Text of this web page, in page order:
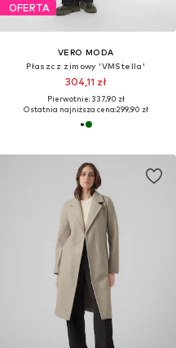
OFERTA
VERO MODA
Płaszcz zimowy 'VMStella'
304,11 zł
Pierwotnie: 337,90 zł
Ostatnia najniższa cena:299,90 zł